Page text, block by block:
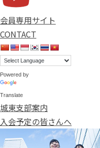
会員専用サイト
CONTACT
Powered by
Translate
城東支部案内
入会予定の皆さんへ